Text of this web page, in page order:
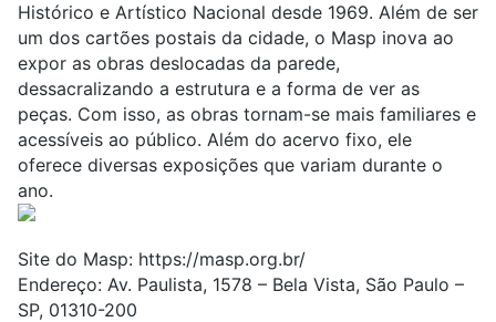
Histórico e Artístico Nacional desde 1969. Além de ser
um dos cartões postais da cidade, o Masp inova ao
expor as obras deslocadas da parede,
dessacralizando a estrutura e a forma de ver as
peças. Com isso, as obras tornam-se mais familiares e
acessíveis ao público. Além do acervo fixo, ele
oferece diversas exposições que variam durante o
ano.
Site do Masp: https://masp.org.br/
Endereço: Av. Paulista, 1578 – Bela Vista, São Paulo –
SP, 01310-200